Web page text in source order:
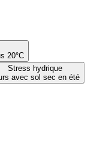
20°C
Stress hydrique
avec sol sec en été